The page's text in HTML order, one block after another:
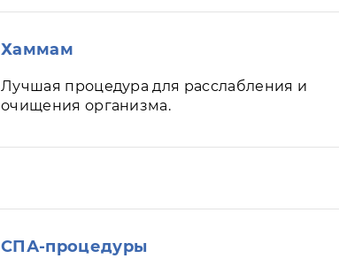
Хаммам
Лучшая процедура для расслабления и
очищения организма.
СПА-процедуры